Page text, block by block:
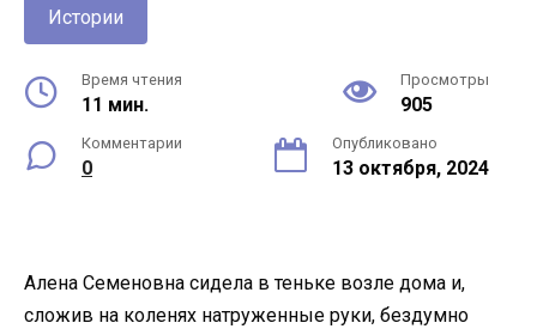
Истории
Время чтения
11 мин.
Просмотры
905
Комментарии
0
Опубликовано
13 октября, 2024
Алена Семеновна сидела в теньке возле дома и,
сложив на коленях натруженные руки, бездумно